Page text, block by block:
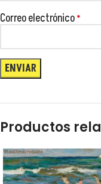
Correo electrónico*
Productos
😂